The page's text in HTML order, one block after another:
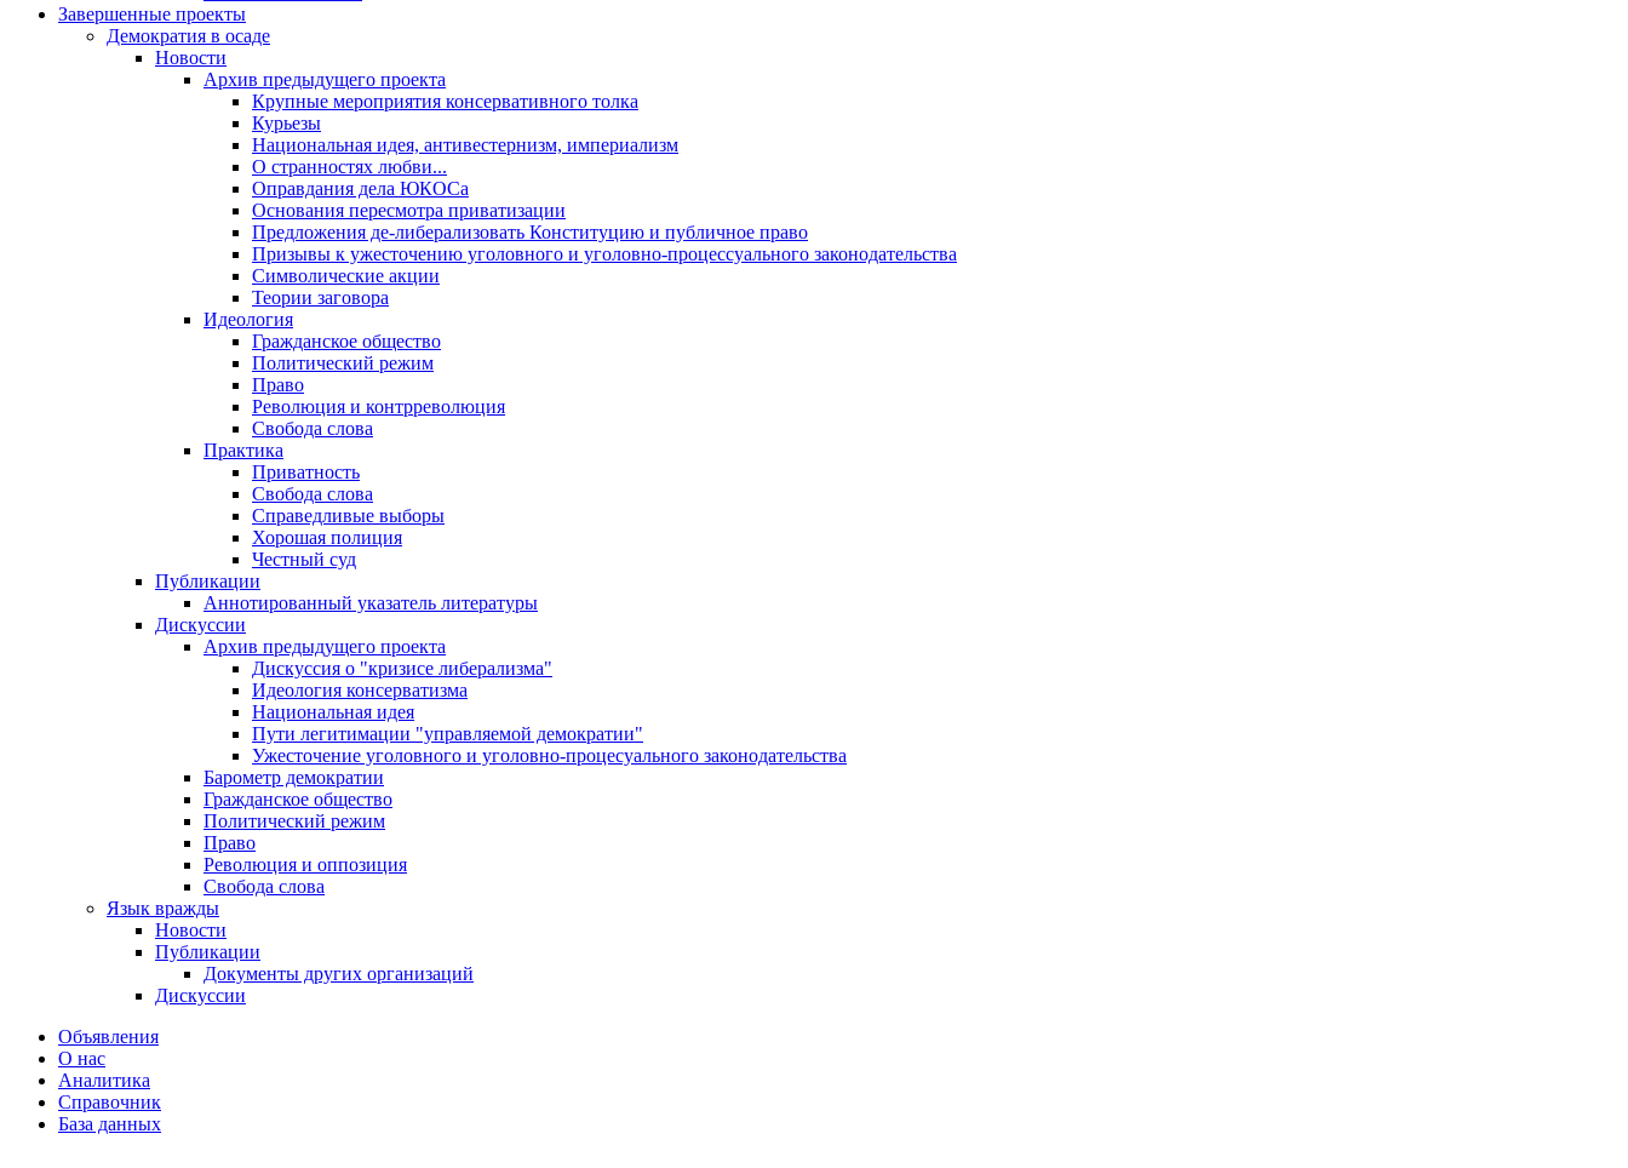
Завершенные проекты
Демократия в осаде
Новости
Архив предыдущего проекта
Крупные мероприятия консервативного толка
Курьезы
Национальная идея, антивестернизм, империализм
О странностях любви...
Оправдания дела ЮКОСа
Основания пересмотра приватизации
Предложения де-либерализовать Конституцию и публичное право
Призывы к ужесточению уголовного и уголовно-процессуального законодательства
Символические акции
Теории заговора
Идеология
Гражданское общество
Политический режим
Право
Революция и контрреволюция
Свобода слова
Практика
Приватность
Свобода слова
Справедливые выборы
Хорошая полиция
Честный суд
Публикации
Аннотированный указатель литературы
Дискуссии
Архив предыдущего проекта
Дискуссия о "кризисе либерализма"
Идеология консерватизма
Национальная идея
Пути легитимации "управляемой демократии"
Ужесточение уголовного и уголовно-процесуального законодательства
Барометр демократии
Гражданское общество
Политический режим
Право
Революция и оппозиция
Свобода слова
Язык вражды
Новости
Публикации
Документы других организаций
Дискуссии
Объявления
О нас
Аналитика
Справочник
База данных